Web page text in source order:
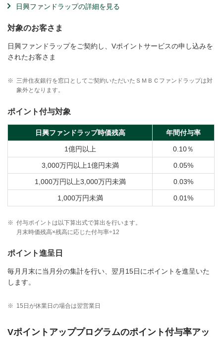
日興ファンドラップの詳細を見る
対象のお客さま
日興ファンドラップをご契約し、Vポイントサービスの申し込みを
されたお客さま
※ 三井住友銀行を窓口としてご契約いただいたＳＭＢＣファンドラップは対
象外となります。
ポイント付与対象
日興ファンドラップ時価残高 年間付与率
1億円以上 0.10％
3,000万円以上1億円未満 0.05%
1,000万円以上3,000万円未満 0.03%
1,000万円未満 0.01%
※ 付与ポイントは以下算出式で算出を行います。
月末時価残高×残高に応じた付与率÷12
ポイント進呈日
毎月月末に当月分の集計を行い、翌月15日にポイントを進呈いた
します。
※ 15日が休業日の場合は翌営業日
Vポイントアッププログラムのポイント付与率アッ